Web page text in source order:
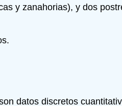
y zanahorias), y dos
datos discretos